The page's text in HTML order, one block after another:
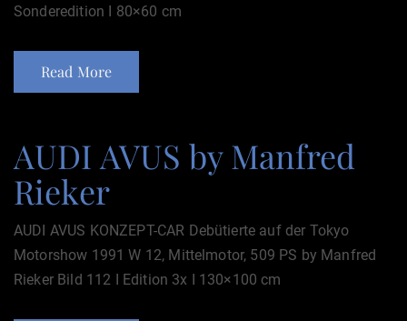
Sonderedition I 80×60 cm
Read More
AUDI AVUS by Manfred
Rieker
AUDI AVUS KONZEPT-CAR Debütierte auf der Tokyo
Motorshow 1991 W 12, Mittelmotor, 509 PS by Manfred
Rieker Bild 112 I Edition 3x I 130×100 cm